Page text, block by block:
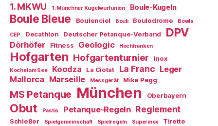
1. MKWU 1. Münchner Kugelwurfunion Boule-Kugeln
Boule Bleue Boulenciel Bouli Boulodrome Bowls
CEP Decathlon Deutscher Petanque-Verband DPV
Dörhöfer Fitness Geologic Hochfranken
Hofgarten Hofgartenturnier Inox
Kochel am See Koodza La Ciotat La Franc Leger
Mallorca Marseille Messgerät Mike Pegg
MS Petanque München Oberbayern
Obut Pastis Petanque-Regeln Reglement
Schießer Spielgemeinschaft Spielregeln Superinox
Tirette